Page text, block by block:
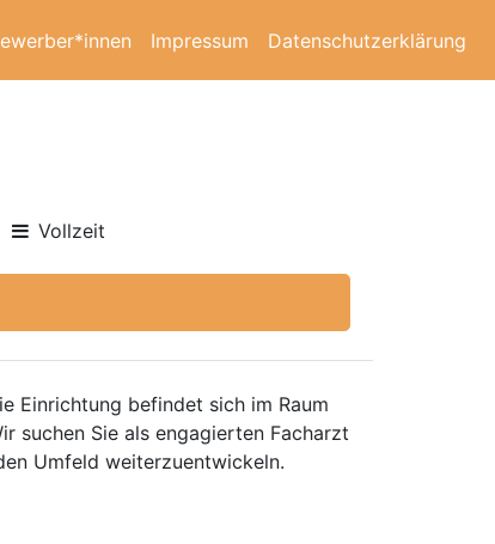
Impressum Datenschutzerklärung
Vollzeit
Einrichtung befindet sich im Raum
suchen Sie als engagierten Facharzt
Umfeld weiterzuentwickeln.